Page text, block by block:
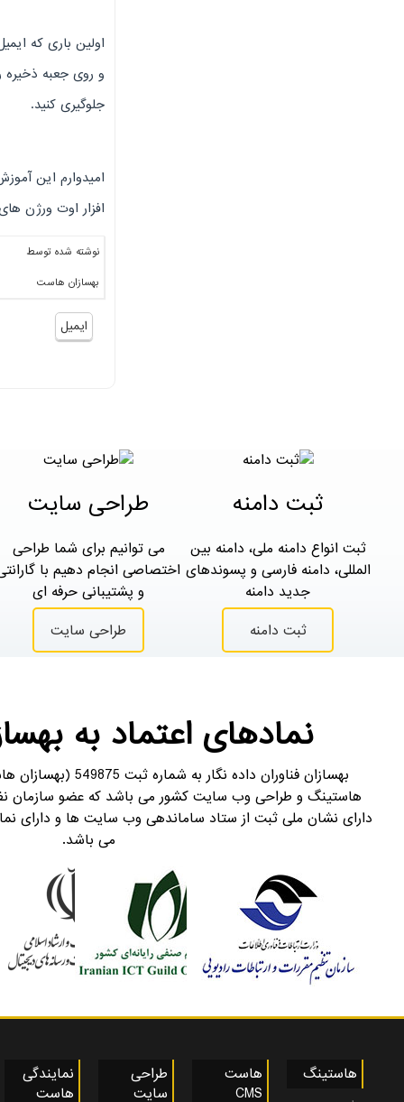
اولین باری که
و روی جعبه ذخیره
جلوگیری کنید.
امیدوارم این
افزار اوت ورژن
نوشته شده توسط
بهسازان هاست
ایمیل
ثبت دامنه
ثبت انواع دامنه ملی، دامنه بین
المللی، دامنه فارسی و پسوندهای
جدید دامنه
ثبت دامنه
طراحی سایت
می توانیم برای شما طراحی
اختصاصی انجام دهیم با
و پشتیبانی حرفه ای
طراحی سایت
نمادهای اعتماد به
بهسازان فناوران داده
هاستینگ و طراحی وب سایت کشور می باشد که عضو سازمان
دارای نشان ملی ثبت از ستاد ساماندهی وب سایت ها و دارای
می باشد.
هاستینگ
هاست
CMS
طراحی
سایت
نمایندگی
هاست